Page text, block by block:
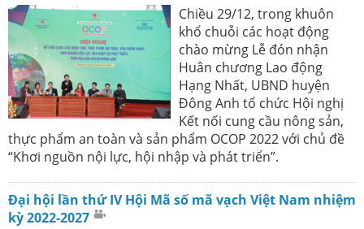
Chiều 29/12, trong khuôn
khổ chuỗi các hoạt động
chào mừng Lễ đón nhận
Huân chương Lao động
Hạng Nhất, UBND huyện
Đông Anh tổ chức Hội nghị
Kết nối cung cầu nông sản,
thực phẩm an toàn và sản phẩm OCOP 2022 với chủ đề
“Khơi nguồn nội lực, hội nhập và phát triển”.
Đại hội lần thứ IV Hội Mã số mã vạch Việt Nam nhiệm
kỳ 2022-2027